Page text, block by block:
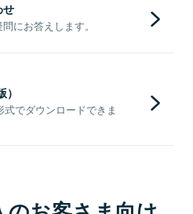
せ
にお答えします。
でダウンロードできま